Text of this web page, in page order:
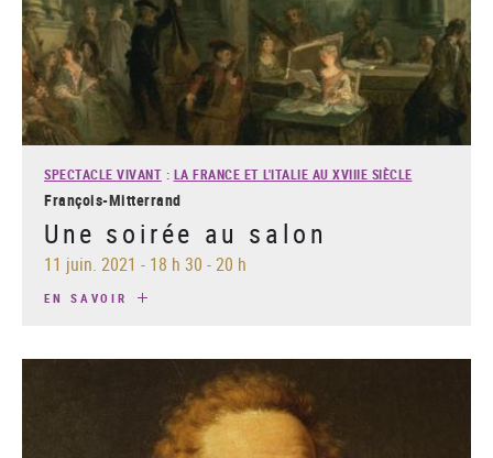
SPECTACLE VIVANT : LA FRANCE ET L'ITALIE AU XVIIIE SIÈCLE
François-Mitterrand
Une soirée au salon
11 juin. 2021 - 18 h 30 - 20 h
EN SAVOIR